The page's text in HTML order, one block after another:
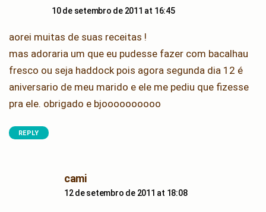
10 de setembro de 2011 at 16:45
aorei muitas de suas receitas !
mas adoraria um que eu pudesse fazer com bacalhau
fresco ou seja haddock pois agora segunda dia 12 é
aniversario de meu marido e ele me pediu que fizesse
pra ele. obrigado e bjoooooooooo
REPLY
camisays:
12 de setembro de 2011 at 18:08